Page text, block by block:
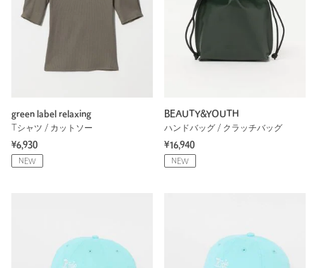
green label relaxing
Tシャツ / カットソー
¥6,930
NEW
BEAUTY&YOUTH
ハンドバッグ / クラッチバッグ
¥16,940
NEW